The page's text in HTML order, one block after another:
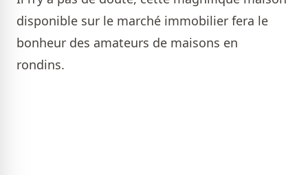
disponible sur le marché immobilier fera le
bonheur des amateurs de maisons en
rondins.